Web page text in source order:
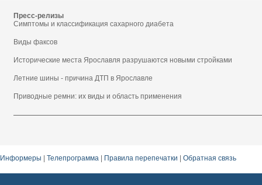
Пресс-релизы
Симптомы и классификация сахарного диабета
Виды факсов
Исторические места Ярославля разрушаются новыми стройками
Летние шины - причина ДТП в Ярославле
Приводные ремни: их виды и область применения
Информеры Телепрограмма Правила перепечатки Обратная связь